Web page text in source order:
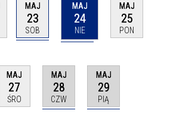
MAJ
23
SOB
MAJ
24
NIE
MAJ
25
PON
MAJ
27
ŚRO
MAJ
28
CZW
MAJ
29
PIĄ